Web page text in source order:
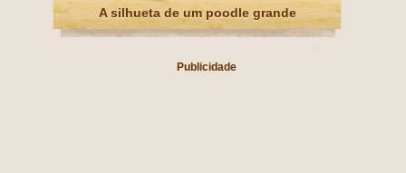
A silhueta de um poodle grande
Publicidade